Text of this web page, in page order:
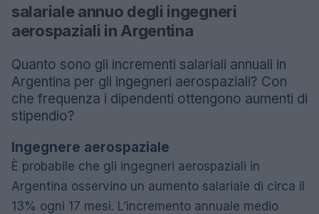
salariale annuo degli ingegneri
aerospaziali in Argentina
Quanto sono gli incrementi salariali annuali in
Argentina per gli ingegneri aerospaziali? Con
che frequenza i dipendenti ottengono aumenti di
stipendio?
Ingegnere aerospaziale
È probabile che gli ingegneri aerospaziali in
Argentina osservino un aumento salariale di circa il
13% ogni 17 mesi. L’incremento annuale medio